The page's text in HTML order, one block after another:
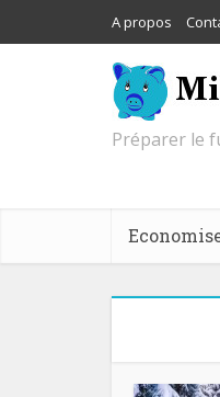
A propos
Préparer le